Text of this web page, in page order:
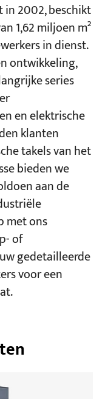
in 2002, beschikt
1,62 miljoen m²
in dienst.
ontwikkeling,
series
en elektrische
klanten
takels van het
bieden we
aan de
met ons
of
gedetailleerde
voor een